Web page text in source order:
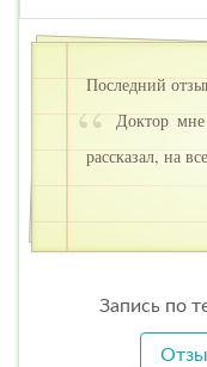
Последний
Доктор
рассказал, на
Запись по